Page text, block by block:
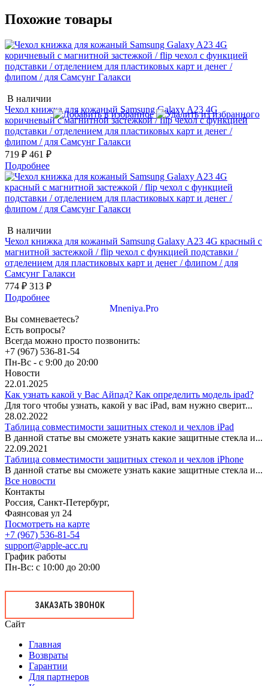
Похожие товары
В наличии
Чехол книжка для кожаный Samsung Galaxy A23 4G
коричневый с магнитной застежкой / flip чехол с функцией
подставки / отделением для пластиковых карт и денег /
флипом / для Самсунг Галакси
719 ₽ 461 ₽
Подробнее
В наличии
Чехол книжка для кожаный Samsung Galaxy A23 4G красный с
магнитной застежкой / flip чехол с функцией подставки /
отделением для пластиковых карт и денег / флипом / для
Самсунг Галакси
774 ₽ 313 ₽
Подробнее
Mneniya.Pro
Вы сомневаетесь?
Есть вопросы?
Всегда можно просто позвонить:
+7 (967) 536-81-54
Пн-Вс - с 9:00 до 20:00
Новости
22.01.2025
Как узнать какой у Вас Айпад? Как определить модель ipad?
Для того чтобы узнать, какой у вас iPad, вам нужно сверит...
28.02.2022
Таблица совместимости защитных стекол и чехлов iPad
В данной статье вы сможете узнать какие защитные стекла и...
22.09.2021
Таблица совместимости защитных стекол и чехлов iPhone
В данной статье вы сможете узнать какие защитные стекла и...
Все новости
Контакты
Россия, Санкт-Петербург,
Фаянсовая ул 24
Посмотреть на карте
+7 (967) 536-81-54
support@apple-acc.ru
График работы
Пн-Вс: с 10:00 до 20:00
ЗАКАЗАТЬ ЗВОНОК
Сайт
Главная
Возвраты
Гарантии
Для партнеров